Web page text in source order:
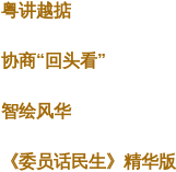
粤讲越掂
协商“回头看”
智绘风华
《委员话民生》精华版